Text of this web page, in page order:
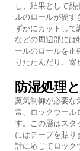
し、結果として熱
ルのロールが硬す
ずかにカットして
などの周辺部には
ールのロールを正
りたたんだり、寄
防湿処理
蒸気制御が必要な
常、ロックウール
す。この層はスタ
にはテープを貼り
計に応じてロック